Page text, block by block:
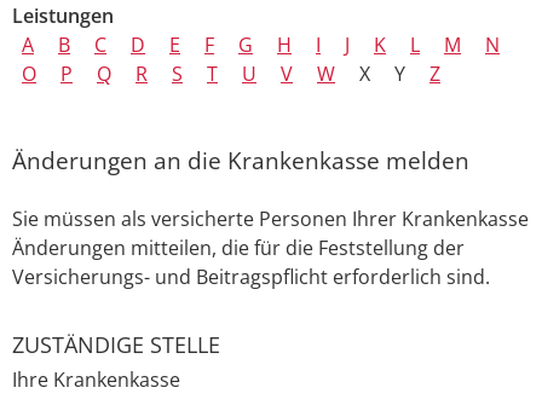
Leistungen
A
B C D E F G H I J K L M
N
O
P Q R S T U V W X Y Z
Änderungen an die Krankenkasse melden
Sie müssen als versicherte Personen Ihrer Krankenkasse
Änderungen mitteilen, die für die Feststellung der
Versicherungs- und Beitragspflicht erforderlich sind.
ZUSTÄNDIGE STELLE
Ihre Krankenkasse